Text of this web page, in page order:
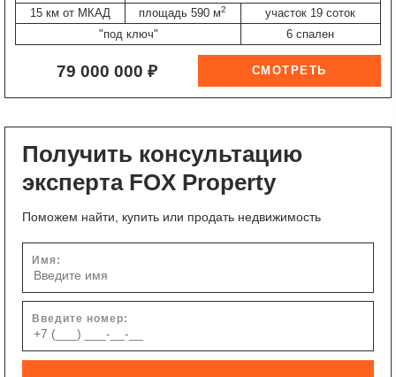
15 км от МКАД
площадь 590 м2
участок 19 соток
"под ключ"
6 спален
79 000 000 ₽
Получить консультацию
эксперта FOX Property
Поможем найти, купить или продать недвижимость
Имя:
Введите номер: